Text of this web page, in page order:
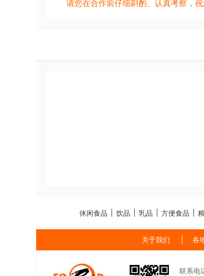
请您在合作前仔细斟酌、认真考察，祝
休闲食品 饮品 乳品 方便食品
关于我们 各
联系电